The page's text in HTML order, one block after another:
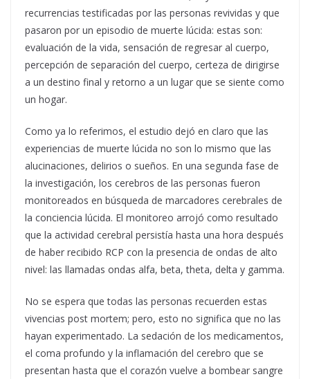
recurrencias testificadas por las personas revividas y que
pasaron por un episodio de muerte lúcida: estas son:
evaluación de la vida, sensación de regresar al cuerpo,
percepción de separación del cuerpo, certeza de dirigirse
a un destino final y retorno a un lugar que se siente como
un hogar.
Como ya lo referimos, el estudio dejó en claro que las
experiencias de muerte lúcida no son lo mismo que las
alucinaciones, delirios o sueños. En una segunda fase de
la investigación, los cerebros de las personas fueron
monitoreados en búsqueda de marcadores cerebrales de
la conciencia lúcida. El monitoreo arrojó como resultado
que la actividad cerebral persistía hasta una hora después
de haber recibido RCP con la presencia de ondas de alto
nivel: las llamadas ondas alfa, beta, theta, delta y gamma.
No se espera que todas las personas recuerden estas
vivencias post mortem; pero, esto no significa que no las
hayan experimentado. La sedación de los medicamentos,
el coma profundo y la inflamación del cerebro que se
presentan hasta que el corazón vuelve a bombear sangre